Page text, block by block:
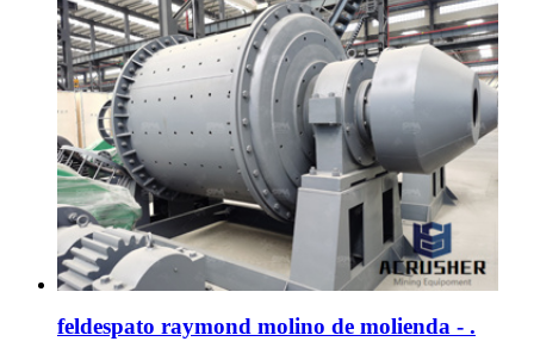
feldespato raymond molino de molienda - .